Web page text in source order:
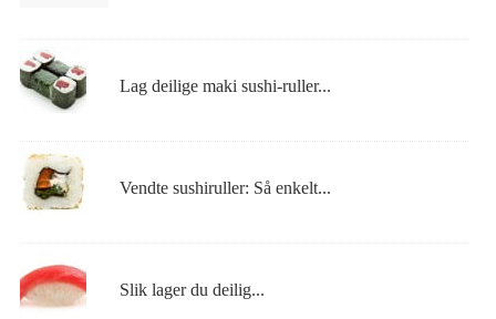
Lag deilige maki sushi-ruller...
Vendte sushiruller: Så enkelt...
Slik lager du deilig...